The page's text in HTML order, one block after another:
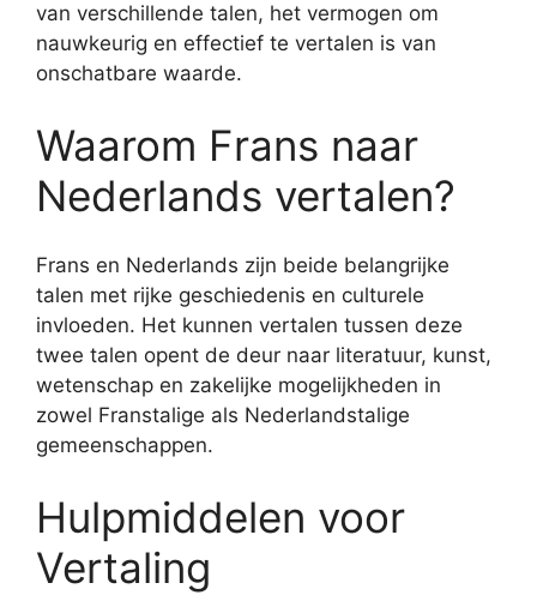
van verschillende talen, het vermogen om
nauwkeurig en effectief te vertalen is van
onschatbare waarde.
Waarom Frans naar
Nederlands vertalen?
Frans en Nederlands zijn beide belangrijke
talen met rijke geschiedenis en culturele
invloeden. Het kunnen vertalen tussen deze
twee talen opent de deur naar literatuur, kunst,
wetenschap en zakelijke mogelijkheden in
zowel Franstalige als Nederlandstalige
gemeenschappen.
Hulpmiddelen voor
Vertaling